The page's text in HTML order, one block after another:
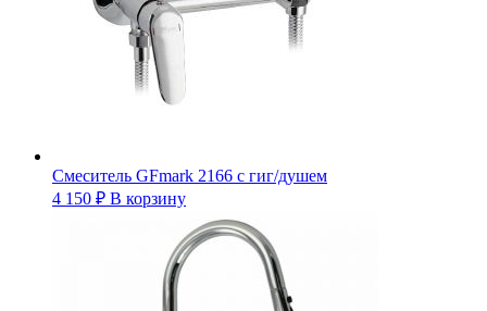
Смеситель GFmark 2166 с гиг/душем
4 150 ₽ В корзину